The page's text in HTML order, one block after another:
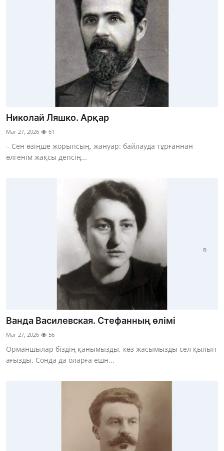
Николай Ляшко. Арқар
Mar 27, 2026 61
– Сен өзіңше жорыпсың, жануар: байлауда тұрғаннан
өлгенім жақсы депсің...
Ванда Василевская. Стефанның өлімі
Mar 27, 2026 56
Орманшылар біздің қанымызды, көз жасымызды сел қылып
ағызды. Сонда да оларға ешн...